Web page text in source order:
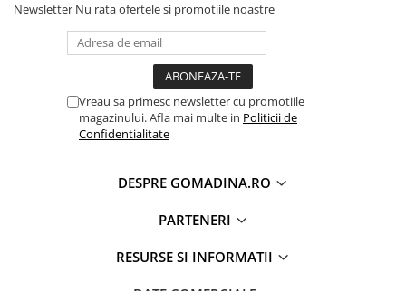
Newsletter Nu rata ofertele si promotiile noastre
Vreau sa primesc newsletter cu promotiile
magazinului. Afla mai multe in Politicii de
Confidentialitate
DESPRE GOMADINA.RO
PARTENERI
RESURSE SI INFORMATII